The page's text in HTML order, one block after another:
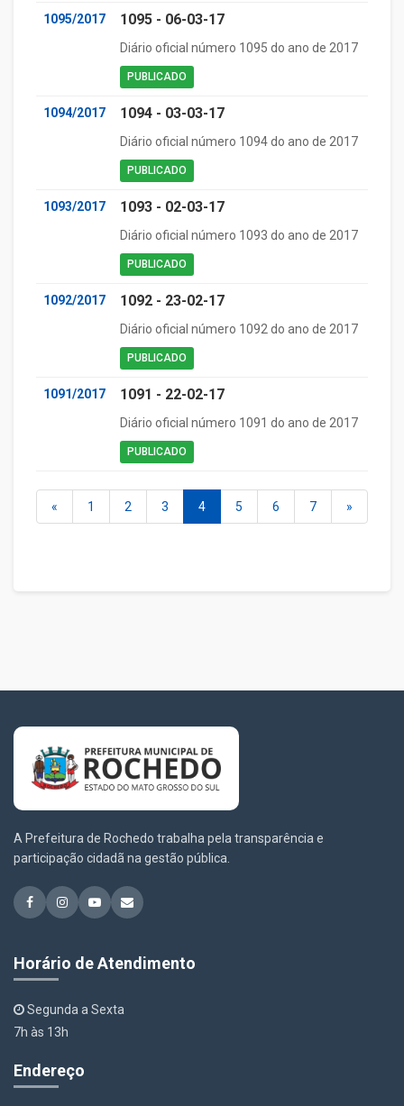
1095/2017 1095 - 06-03-17
Diário oficial número 1095 do ano de 2017
PUBLICADO
1094/2017 1094 - 03-03-17
Diário oficial número 1094 do ano de 2017
PUBLICADO
1093/2017 1093 - 02-03-17
Diário oficial número 1093 do ano de 2017
PUBLICADO
1092/2017 1092 - 23-02-17
Diário oficial número 1092 do ano de 2017
PUBLICADO
1091/2017 1091 - 22-02-17
Diário oficial número 1091 do ano de 2017
PUBLICADO
« 1 2 3 4 5 6 7 »
A Prefeitura de Rochedo trabalha pela transparência e
participação cidadã na gestão pública.
Horário de Atendimento
Segunda a Sexta
7h às 13h
Endereço